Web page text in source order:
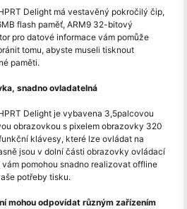
Delight má vestavěný pokročilý čip,
flash paměť, ARM9 32-bitový
pro datové informace vám pomůže
tomu, abyste museli tisknout
paměti.
snadno ovladatelná
Delight je vybavena 3,5palcovou
obrazovkou s pixelem obrazovky 320
klávesy, které lze ovládat na
jsou v dolní části obrazovky ovládací
pomohou snadno realizovat offline
potřeby tisku.
mohou odpovídat různým zařízením